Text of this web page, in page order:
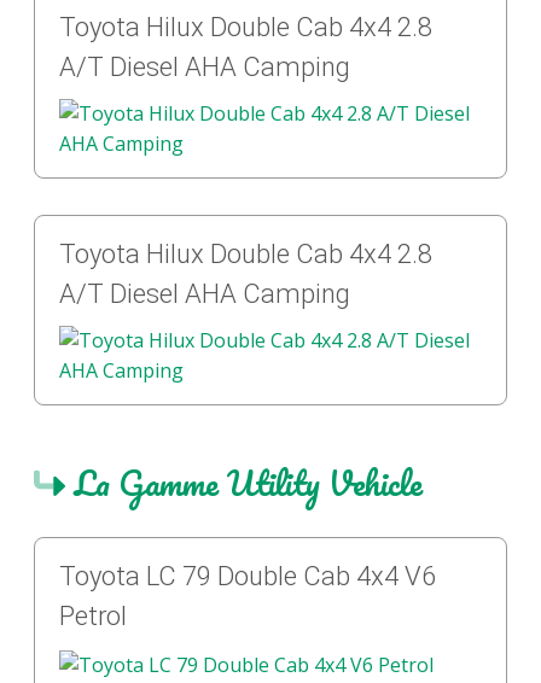
Toyota Hilux Double Cab 4x4 2.8
A/T Diesel AHA Camping
Toyota Hilux Double Cab 4x4 2.8
A/T Diesel AHA Camping
La Gamme Utility Vehicle
Toyota LC 79 Double Cab 4x4 V6
Petrol